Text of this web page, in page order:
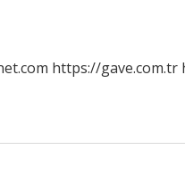
https://gave.com.tr